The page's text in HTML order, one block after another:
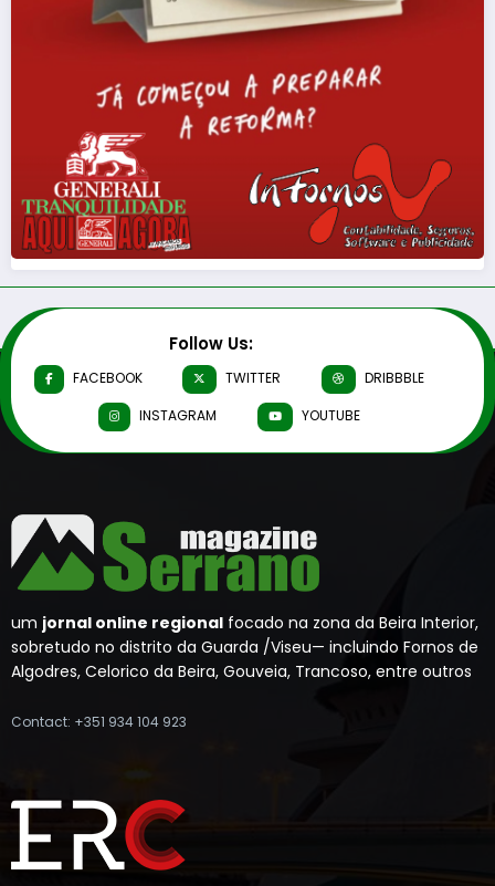
Follow Us:
FACEBOOK TWITTER
DRIBBBLE
INSTAGRAM
YOUTUBE
um jornal online regional focado na zona da Beira Interior,
sobretudo no distrito da Guarda /Viseu— incluindo Fornos de
Algodres, Celorico da Beira, Gouveia, Trancoso, entre outros
Contact: +351 934 104 923